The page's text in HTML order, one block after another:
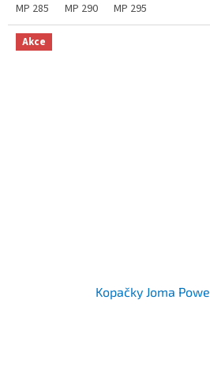
MP 285 MP 290 MP 295
Akce
Kopačky Joma